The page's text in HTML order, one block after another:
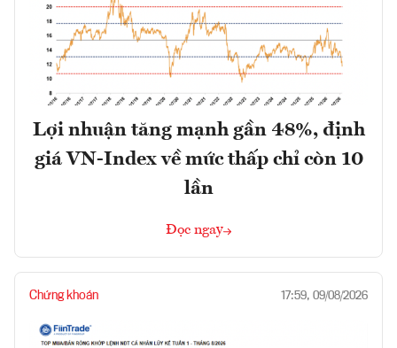
Lợi nhuận tăng mạnh gần 48%, định
giá VN-Index về mức thấp chỉ còn 10
lần
Đọc ngay
Chứng khoán 17:59, 09/08/2026